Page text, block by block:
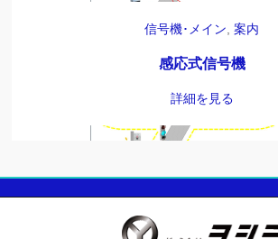
信号機･メイン,案内
感応式信号機
詳細を見る
軽量パネル表示板